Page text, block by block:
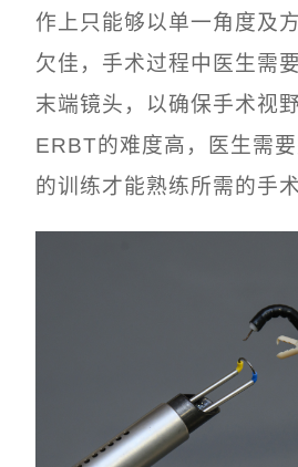
作上只能够以单一角度及
欠佳，手术过程中医生需
末端镜头，以确保手术视
ERBT的难度高，医生需
的训练才能熟练所需的手